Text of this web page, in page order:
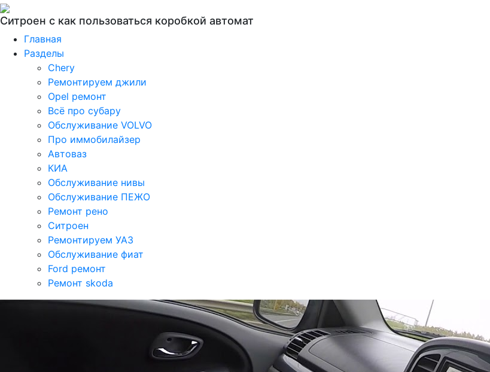
Ситроен с как пользоваться коробкой автомат
Главная
Разделы
Chery
Ремонтируем джили
Opel ремонт
Всё про субару
Обслуживание VOLVO
Про иммобилайзер
Автоваз
КИА
Обслуживание нивы
Обслуживание ПЕЖО
Ремонт рено
Ситроен
Ремонтируем УАЗ
Обслуживание фиат
Ford ремонт
Ремонт skoda